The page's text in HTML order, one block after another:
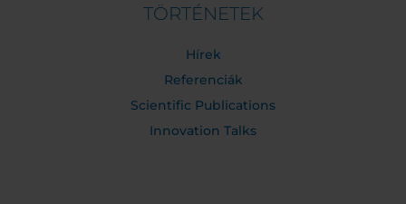
TÖRTÉNETEK
Hírek
Referenciák
Scientific Publications
Innovation Talks